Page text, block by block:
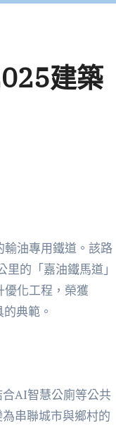
建築
輸油專用鐵道。該路
的「嘉油鐵馬道」
優化工程，榮獲
典範。
AI智慧公廁等公共
串聯城市與鄉村的